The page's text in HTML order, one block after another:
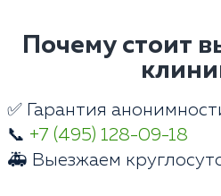
Почему стоит
✅ Гарантия
📞 +7 (495) 128-09-18
🚑 Выезжаем